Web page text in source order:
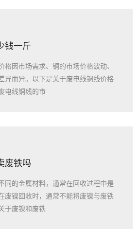
钱一斤
格因市场需求、铜的市场价格波动、
异而异。以下是关于废电线铜线价格
电线铜线的市
废铁吗
同的金属材料，通常在回收过程中是
废镍回收时，通常不能将废镍与废铁
于废镍和废铁